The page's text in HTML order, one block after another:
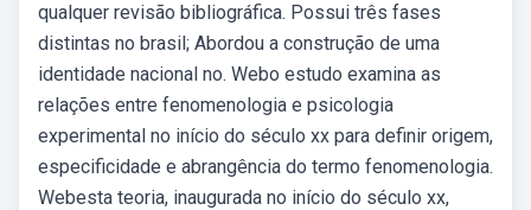
qualquer revisão bibliográfica. Possui três fases
distintas no brasil; Abordou a construção de uma
identidade nacional no. Webo estudo examina as
relações entre fenomenologia e psicologia
experimental no início do século xx para definir origem,
especificidade e abrangência do termo fenomenologia.
Webesta teoria, inaugurada no início do século xx,